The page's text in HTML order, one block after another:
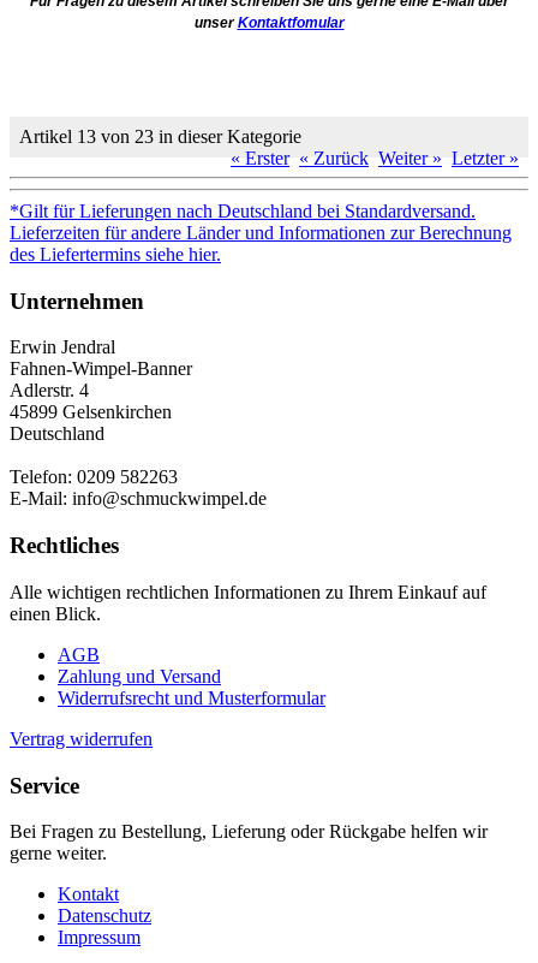
unserKontaktfomular
Artikel 13 von 23 in dieser Kategorie
« Erster « Zurück Weiter » Letzter »
*Gilt für Lieferungen nach Deutschland bei Standardversand.
Lieferzeiten für andere Länder und Informationen zur Berechnung
des Liefertermins siehe hier.
Unternehmen
Erwin Jendral
Fahnen-Wimpel-Banner
Adlerstr. 4
45899 Gelsenkirchen
Deutschland
Telefon: 0209 582263
E-Mail: info@schmuckwimpel.de
Rechtliches
Alle wichtigen rechtlichen Informationen zu Ihrem Einkauf auf
einen Blick.
AGB
Zahlung und Versand
Widerrufsrecht und Musterformular
Vertrag widerrufen
Service
Bei Fragen zu Bestellung, Lieferung oder Rückgabe helfen wir
gerne weiter.
Kontakt
Datenschutz
Impressum